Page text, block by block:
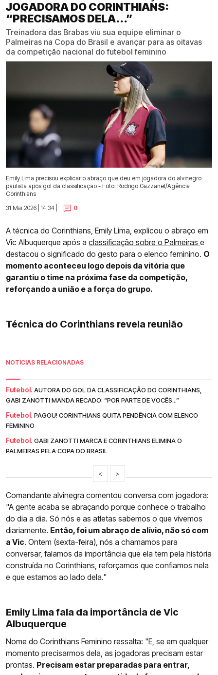
JOGADORA DO CORINTHIANS:
“PRECISAMOS DELA...”
Treinadora das Brabas viu sua equipe eliminar o
Palmeiras na Copa do Brasil e avançar para as oitavas
da competição nacional do futebol feminino
Emily Lima precisou explicar o abraço que deu em jogadora do alvinegro
paulista após gol da classificação - Foto: Rodrigo Gazzanel/Agência
Corinthians
31 Mai 2026 | 14:34 |
0
A técnica do Corinthians, Emily Lima, explicou o abraço em
Vic Albuquerque após a classificação sobre o Palmeiras e
destacou o significado do gesto para o elenco feminino. O
momento aconteceu logo depois da vitória que
garantiu o time na próxima fase da competição,
reforçando a união e a força do grupo.
Técnica do Corinthians revela reunião
NOTÍCIAS RELACIONADAS
Futebol. AUTORA DO GOL DA CLASSIFICAÇÃO DO CORINTHIANS,
GABI ZANOTTI MANDA RECADO: “POR PARTE DE VOCÊS...”
Futebol. PAGOU! CORINTHIANS QUITA PENDÊNCIA COM ELENCO
FEMININO
Futebol. GABI ZANOTTI MARCA E CORINTHIANS ELIMINA O
PALMEIRAS PELA COPA DO BRASIL
< >
Comandante alvinegra comentou conversa com jogadora:
"A gente acaba se abraçando porque conhece o trabalho
do dia a dia. Só nós e as atletas sabemos o que vivemos
diariamente. Então, foi um abraço de alívio, não só com
a Vic. Ontem (sexta-feira), nós a chamamos para
conversar, falamos da importância que ela tem pela história
construída no Corinthians, reforçamos que confiamos nela
e que estamos ao lado dela."
Emily Lima fala da importância de Vic
Albuquerque
Nome do Corinthians Feminino ressalta: "E, se em qualquer
momento precisarmos dela, as jogadoras precisam estar
prontas. Precisam estar preparadas para entrar,